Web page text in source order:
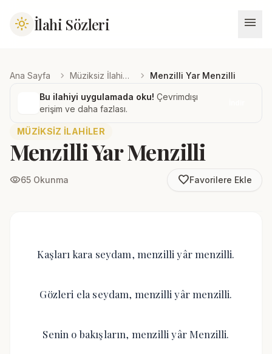
light_mode İlahi Sözleri menu
Ana Sayfa chevron_right Müziksiz İlahiler chevron_right Menzilli Yar Menzilli
Bu ilahiyi uygulamada oku! Çevrimdışı
erişim ve daha fazlası.
MÜZIKSIZ İLAHILER
Menzilli Yar Menzilli
visibility65 Okunma favorite_borderFavorilere Ekle
Kaşları kara seydam, menzilli yâr menzilli.
Gözleri ela seydam, menzilli yâr menzilli.
Senin o bakışların, menzilli yâr Menzilli.